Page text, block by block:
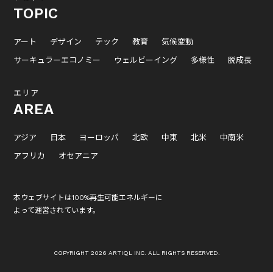
TOPIC
アート デザイン テック 教育
気候変動
サーキュラーエコノミー
ウェルビーイング 多様性 脱成長
エリア
AREA
アジア 日本 ヨーロッパ 北欧 中東 北米
中南米
アフリカ
オセアニア
本ウェブサイトは100%再生可能エネルギーに
よって運営されています。
COPYRIGHT 2026 ARTIQL INC. ALL RIGHTS RESERVED.